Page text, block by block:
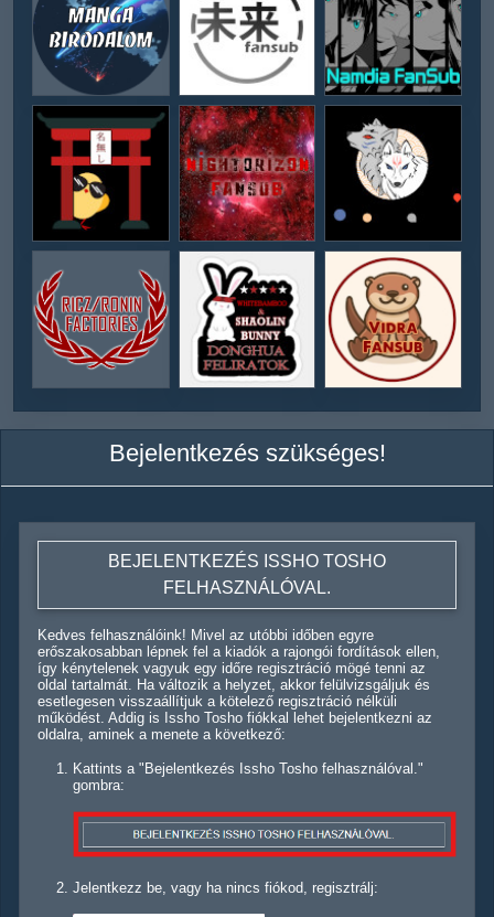
Bejelentkezés szükséges!
BEJELENTKEZÉS ISSHO TOSHO
FELHASZNÁLÓVAL.
Kedves felhasználóink! Mivel az utóbbi időben egyre
erőszakosabban lépnek fel a kiadók a rajongói fordítások ellen,
így kénytelenek vagyuk egy időre regisztráció mögé tenni az
oldal tartalmát. Ha változik a helyzet, akkor felülvizsgáljuk és
esetlegesen visszaállítjuk a kötelező regisztráció nélküli
működést. Addig is Issho Tosho fiókkal lehet bejelentkezni az
oldalra, aminek a menete a következő:
Kattints a "Bejelentkezés Issho Tosho felhasználóval."
gombra:
Jelentkezz be, vagy ha nincs fiókod, regisztrálj: